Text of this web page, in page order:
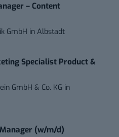
– Content
GmbH inAlbstadt
Specialist Product &
GmbH & Co. KG in
(w/m/d)